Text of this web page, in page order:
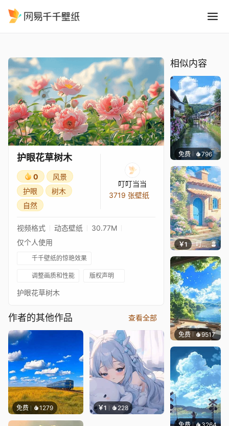
护眼花草树木
0
风景
护眼
树木
自然
叮叮当当
3719 张壁纸
视频格式 动态壁纸
30.77M
仅个人使用
千千壁纸的惊艳效果
调整画质和性能 版权声明
护眼花草树木
作者的其他作品 查看全部
免费 1279 ￥1 228
相似内容
免费 796叮叮
￥1 叮叮当当
免费 9517叮叮
免费 3264星梦